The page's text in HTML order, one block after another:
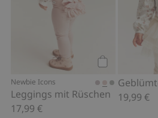
Newbie Icons
Leggings mit Rüschen
17,99 €
19,99 €